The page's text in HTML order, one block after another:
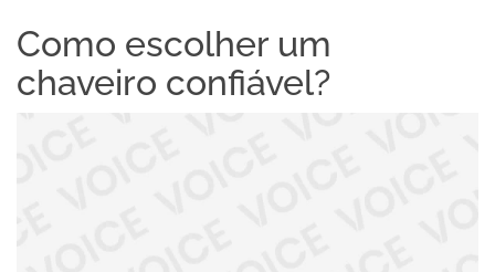
Como escolher um
chaveiro confiável?